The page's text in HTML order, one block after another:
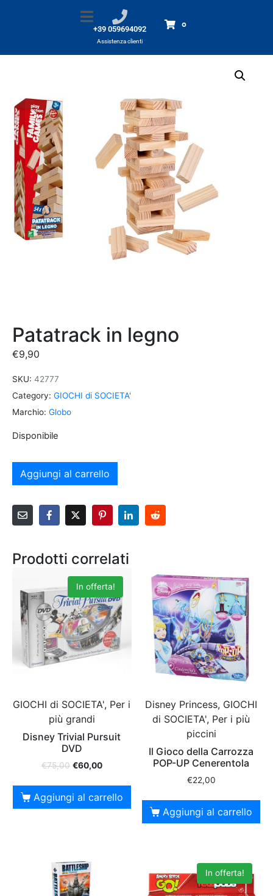
+39 059694092
Assistenza clienti
0
Prodotti Patatrack in legno
Patatrack in legno
€9,90
SKU: 42777
Category: GIOCHI di SOCIETA'
Marchio: Globo
Disponibile
Aggiungi al carrello
Prodotti correlati
In offerta!
GIOCHI di SOCIETA', Per i
più grandi
Disney Trivial Pursuit
DVD
€75,00 €60,00
Aggiungi al carrello
Disney Princess, GIOCHI
di SOCIETA', Per i più
piccini
Il Gioco della Carrozza
POP-UP Cenerentola
€22,00
Aggiungi al carrello
In offerta!